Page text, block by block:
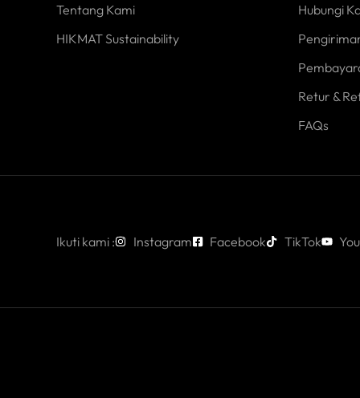
Tentang Kami
HIKMAT Sustainability
Hubungi
Retur &
FAQs
Ikuti kami : Instagram Facebook TikTok